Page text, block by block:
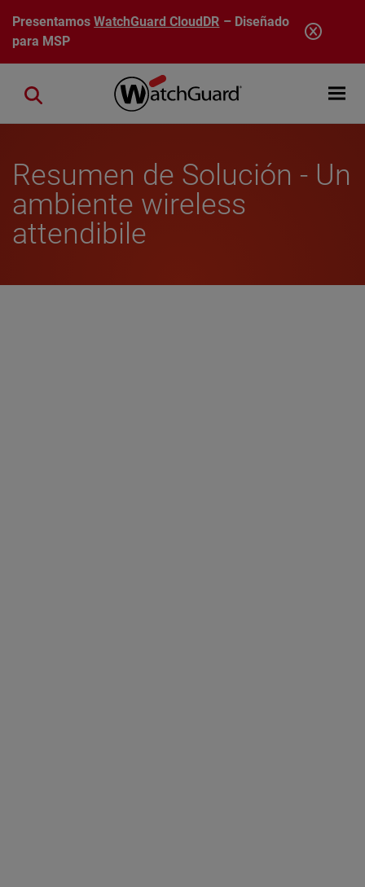
Pasar al contenido principal
PresentamosWatchGuard CloudDR – Diseñado
para MSP
Open
Close search
Resumen de Solución - Un
ambiente wireless
attendibile